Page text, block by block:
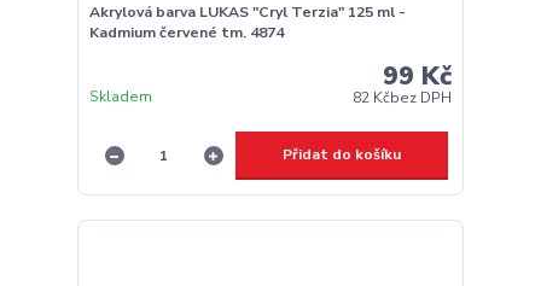
Akrylová barva LUKAS "Cryl Terzia" 125 ml -
Kadmium červené tm. 4874
99 Kč
82 Kčbez DPH
Skladem
Přidat do košíku